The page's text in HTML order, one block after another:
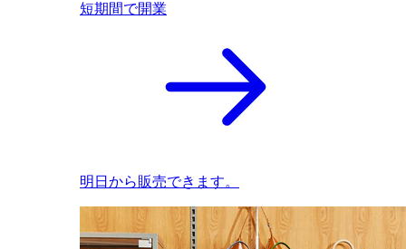
短期間で開業
明日から販売できます。